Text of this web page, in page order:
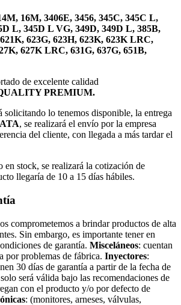
16M, 3406E, 3456, 345C, 345C L,
L, 345D L VG, 349D, 349D L, 385B,
623G, 623H, 623K, 623K LRC,
627K LRC, 631G, 637G, 651B,
de excelente calidad
PREMIUM.
solicitando lo tenemos disponible, la entrega
, se realizará el envío por la empresa
del cliente, con llegada a más tardar el
en stock, se realizará la cotización de
llegaría de 10 a 15 días hábiles.
comprometemos a brindar productos de alta
Sin embargo, es importante tener en
de garantía. Misceláneos: cuentan
por problemas de fábrica. Inyectores:
30 días de garantía a partir de la fecha de
será válida bajo las recomendaciones de
con el producto y/o por defecto de
: (monitores, arneses, válvulas,